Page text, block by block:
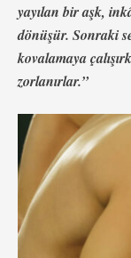
yayılan bir aşk,
dönüşür. Sonraki
kovalamaya
zorlanırlar.”